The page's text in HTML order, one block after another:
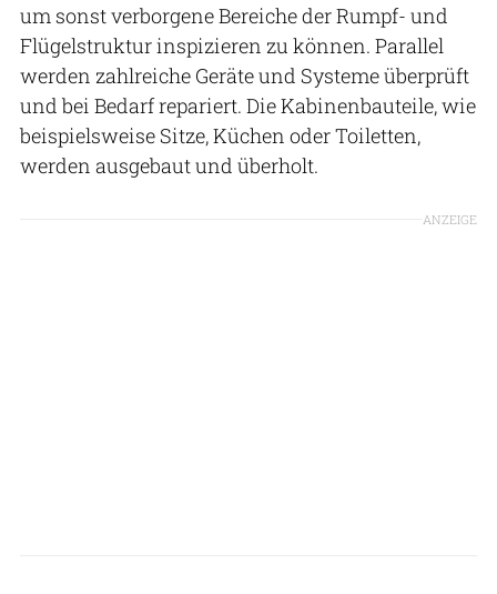
um sonst verborgene Bereiche der Rumpf- und
Flügelstruktur inspizieren zu können. Parallel
werden zahlreiche Geräte und Systeme überprüft
und bei Bedarf repariert. Die Kabinenbauteile, wie
beispielsweise Sitze, Küchen oder Toiletten,
werden ausgebaut und überholt.
ANZEIGE